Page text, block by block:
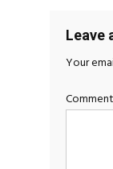
Leave
Your
Comment